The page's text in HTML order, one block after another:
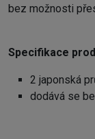
bez možnosti
Specifikace
2 japonská
dodává se